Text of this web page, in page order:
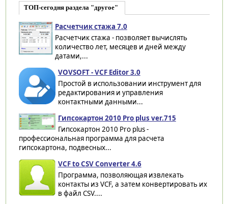
ТОП-сегодня раздела "другое"
Расчетчик стажа 7.0
Расчетчик стажа - позволяет вычислять
количество лет, месяцев и дней между
датами,...
VOVSOFT - VCF Editor 3.0
Простой в использовании инструмент для
редактирования и управления
контактными данными...
Гипсокартон 2010 Pro plus ver.715
Гипсокартон 2010 Pro plus -
профессиональная программа для расчета
гипсокартона, подвесных...
VCF to CSV Converter 4.6
Программа, позволяющая извлекать
контакты из VCF, а затем конвертировать их
в файл CSV....